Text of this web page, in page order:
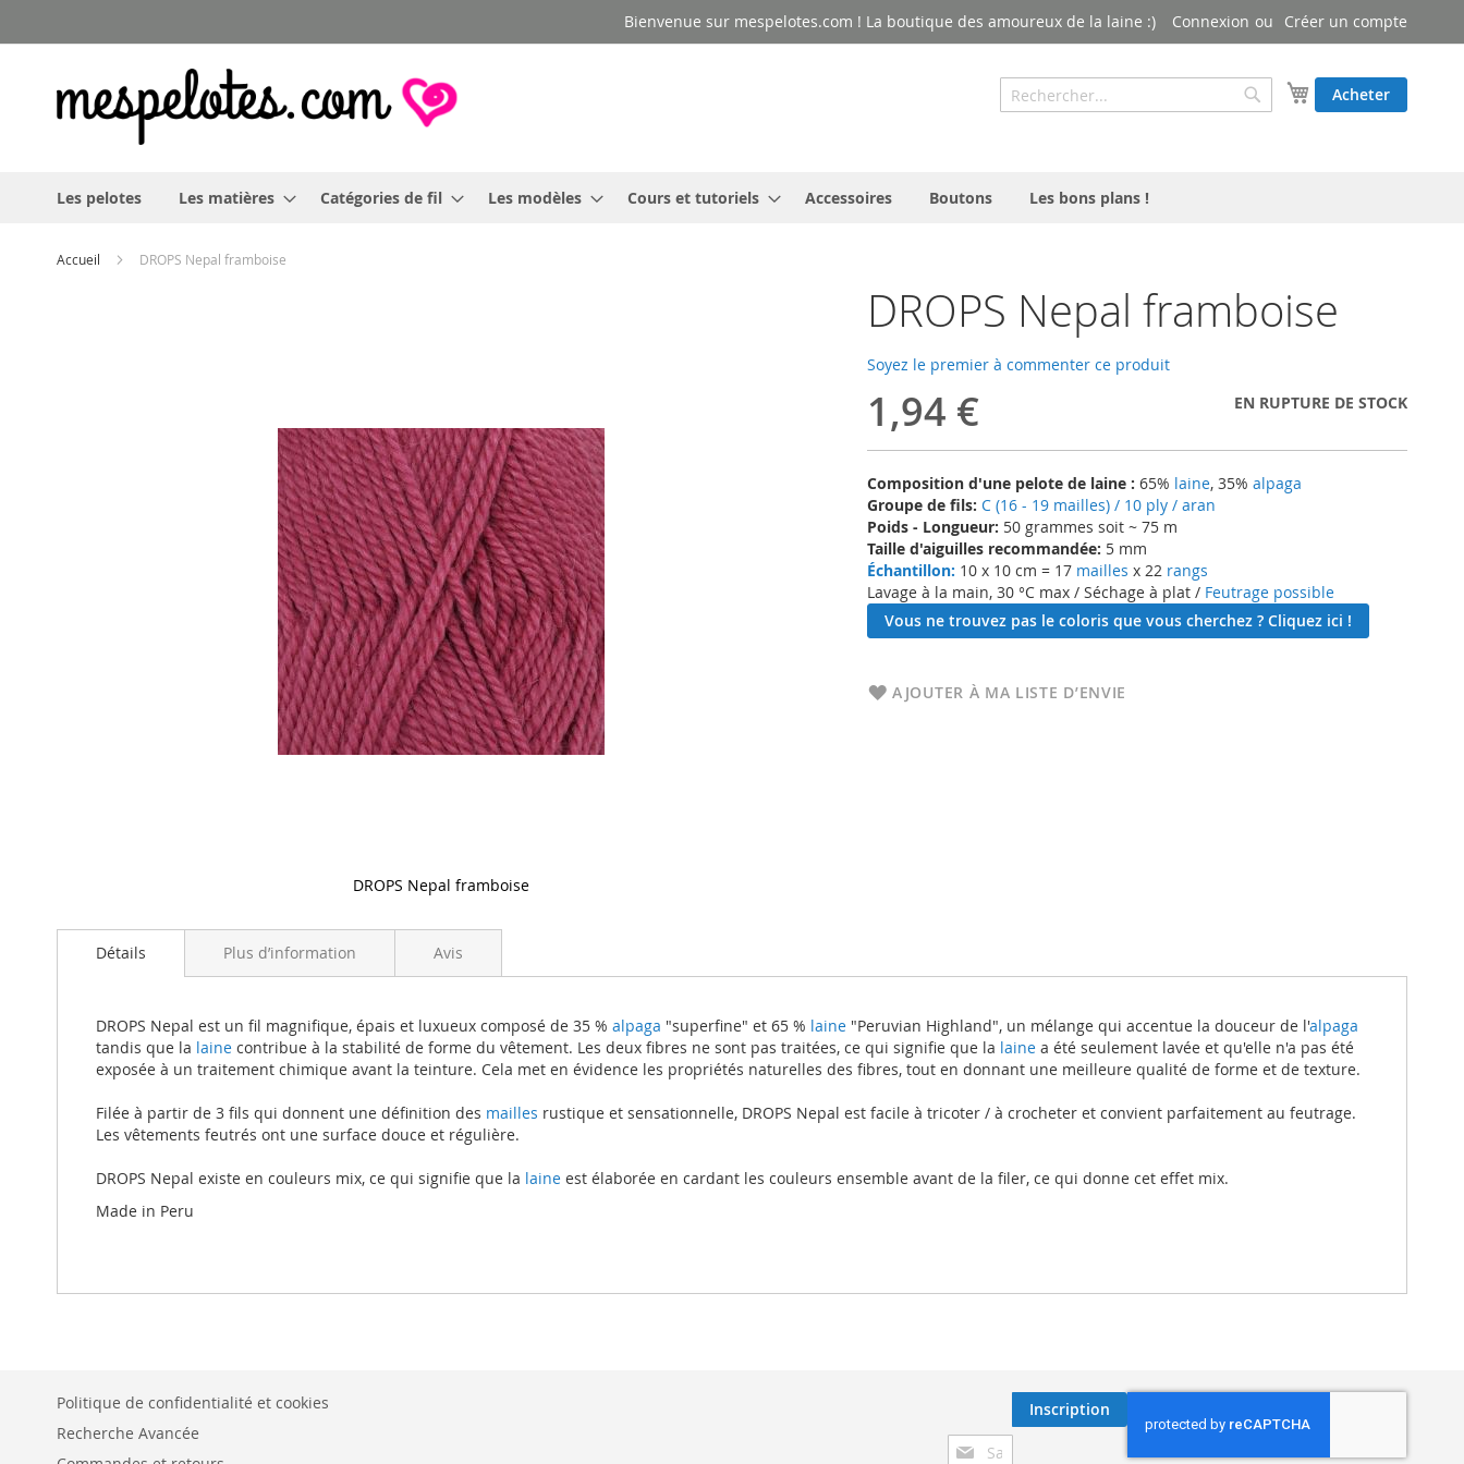
au
Bienvenue sur mespelotes.com ! La boutique des amoureux de la laine :) Connexion Créer un compte
Mon panier
Acheter
Rechercher
Rechercher
Les pelotes Les matières Catégories de fil Les modèles Cours et tutoriels Accessoires Boutons Les bons plans !
Accueil DROPS Nepal framboise
DROPS Nepal framboise
Soyez le premier à commenter ce produit
1,94 € EN RUPTURE DE STOCK
Composition d'une pelote de laine : 65% laine, 35% alpaga
Groupe de fils: C (16 - 19 mailles) / 10 ply / aran
Poids - Longueur: 50 grammes soit ~ 75 m
Taille d'aiguilles recommandée: 5 mm
Échantillon: 10 x 10 cm = 17 mailles x 22 rangs
Lavage à la main, 30 °C max / Séchage à plat / Feutrage possible
Vous ne trouvez pas le coloris que vous cherchez ? Cliquez ici !
AJOUTER À MA LISTE D’ENVIE
DROPS Nepal framboise
to
images
gallery
Détails
DROPS Nepal est un fil magnifique, épais et luxueux composé de 35 % alpaga "superfine" et 65 % laine "Peruvian Highland", un mélange qui accentue la douceur de l'alpaga
tandis que la laine contribue à la stabilité de forme du vêtement. Les deux fibres ne sont pas traitées, ce qui signifie que la laine a été seulement lavée et qu'elle n'a pas été
exposée à un traitement chimique avant la teinture. Cela met en évidence les propriétés naturelles des fibres, tout en donnant une meilleure qualité de forme et de texture.
Filée à partir de 3 fils qui donnent une définition des mailles rustique et sensationnelle, DROPS Nepal est facile à tricoter / à crocheter et convient parfaitement au feutrage.
Les vêtements feutrés ont une surface douce et régulière.
DROPS Nepal existe en couleurs mix, ce qui signifie que la laine est élaborée en cardant les couleurs ensemble avant de la filer, ce qui donne cet effet mix.
Made in Peru
Plus d’information Avis
Inscription
Inscription
Politique de confidentialité et cookies
Recherche Avancée